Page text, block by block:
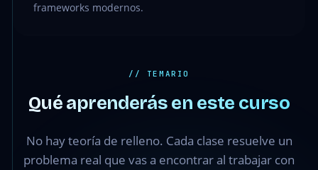
frameworks modernos.
// TEMARIO
Qué aprenderás en este curso
No hay teoría de relleno. Cada clase resuelve un
problema real que vas a encontrar al trabajar con